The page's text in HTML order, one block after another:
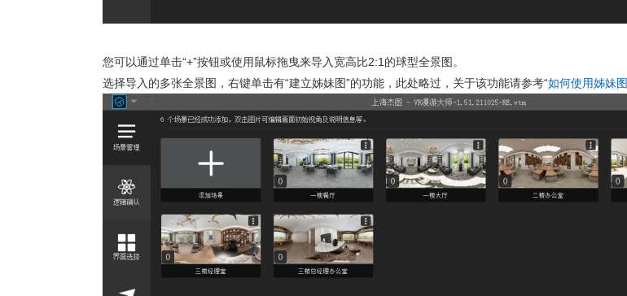
您可以通过单击“+”按钮或使用鼠标拖曳来导入宽高比2:1的球型全景图。
选择导入的多张全景图，右键单击有“建立姊妹图”的功能，此处略过，关于该功能请参考“如何使用姊妹图